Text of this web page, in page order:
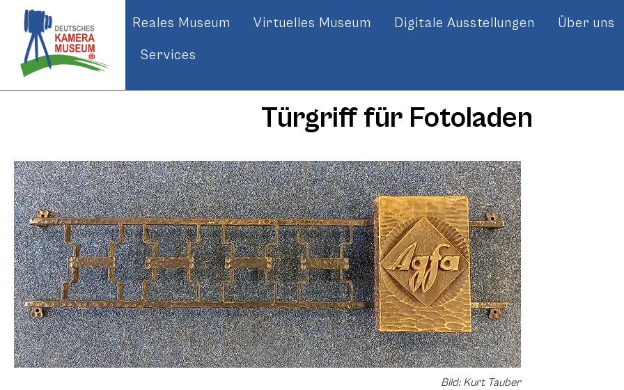
Reales Museum Virtuelles Museum Digitale Ausstellungen Über uns
Services
Türgriff für Fotoladen
Bild: Kurt Tauber